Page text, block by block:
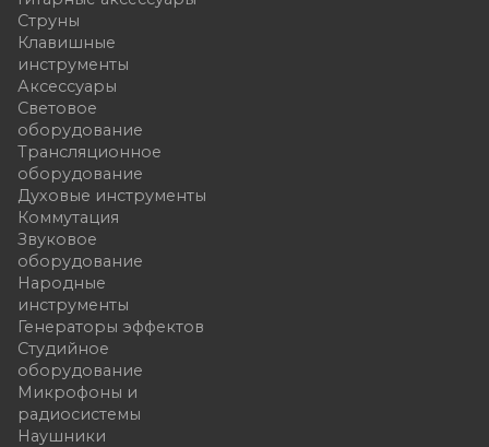
Струны
Клавишные
инструменты
Аксессуары
Световое
оборудование
Трансляционное
оборудование
Духовые инструменты
Коммутация
Звуковое
оборудование
Народные
инструменты
Генераторы эффектов
Студийное
оборудование
Микрофоны и
радиосистемы
Наушники